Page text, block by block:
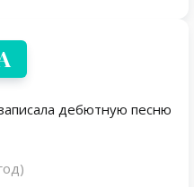
дебютную песню